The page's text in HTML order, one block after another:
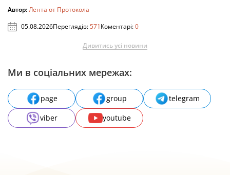
Автор:Лента от Протокола
05.08.2026Переглядів:571Коментарі:0
Дивитись усі новини
Ми в соціальних мережах:
page group
telegram
viber
youtube